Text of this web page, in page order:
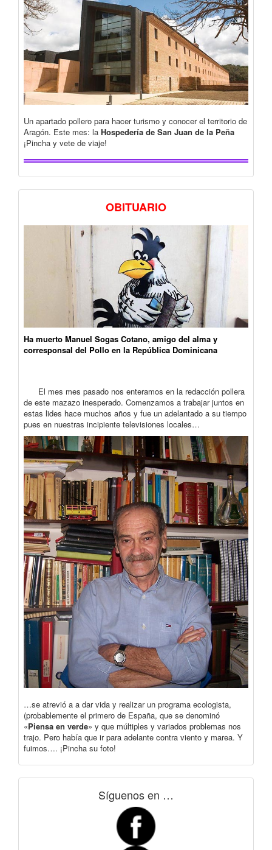
Un apartado pollero para hacer turismo y conocer el territorio de
Aragón. Este mes: la Hospedería de San Juan de la Peña
¡Pincha y vete de viaje!
OBITUARIO
Ha muerto Manuel Sogas Cotano, amigo del alma y
corresponsal del Pollo en la República Dominicana
El mes mes pasado nos enteramos en la redacción pollera
de este mazazo inesperado. Comenzamos a trabajar juntos en
estas lides hace muchos años y fue un adelantado a su tiempo
pues en nuestras incipiente televisiones locales…
…se atrevió a a dar vida y realizar un programa ecologista,
(probablemente el primero de España, que se denominó
«Piensa en verde» y que múltiples y variados problemas nos
trajo. Pero había que ir para adelante contra viento y marea. Y
fuimos…. ¡Pincha su foto!
Síguenos en …